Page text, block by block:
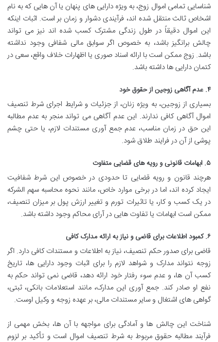
شناسایی تمامی اموال زوج، به ویژه دارایی های پنهان یا آن هایی که به نام
اشخاص ثالث منتقل شده اند، فرآیندی دشوار و زمان بر است. اثبات اینکه
این اموال دقیقاً در طول زندگی مشترک کسب شده اند نیز می تواند
چالش برانگیز باشد، به خصوص اگر سوابق مالی شفافی وجود نداشته
باشد. زوج ممکن است با ارائه اسناد صوری یا اظهارات خلاف واقع، سعی در
کتمان دارایی ها داشته باشد.
۴. عدم آگاهی زوجین از حقوق خود
بسیاری از زوجین، به ویژه زنان، از جزئیات و شرایط اجرای شرط تنصیف
اموال آگاهی کافی ندارند. این عدم آگاهی می تواند منجر به عدم مطالبه
این حق در زمان مناسب، عدم جمع آوری مستندات لازم، یا حتی چشم
پوشی از آن در فرایند طلاق شود.
۵. ابهامات قانونی و رویه های قضایی متفاوت
هرچند قانون و رویه قضایی تا حدودی در خصوص این شرط شفافیت
ایجاد کرده اند، اما در برخی موارد خاص، مانند نحوه محاسبه سهم الشرکه
در یک کسب و کار، یا تاثیرات تورم و تغییر ارزش پول بر میزان تنصیف،
ممکن است ابهامات یا تفاوت هایی در آرای محاکم وجود داشته باشد.
۶. کمبود اطلاعات برای قاضی و نیاز به ارائه مدارک کافی
قاضی برای صدور حکم تنصیف، نیاز به اطلاعات و مستندات کافی دارد. اگر
زوجه نتواند مدارک و شواهد لازم را برای اثبات وجود دارایی ها، تاریخ
کسب آن ها، و عدم سوء رفتار خود ارائه دهد، قاضی نمی تواند حکم به
نفع او صادر کند. جمع آوری این مدارک، مانند استعلامات بانکی، ثبتی،
گواهی های اشتغال و سایر مستندات مالی، بر عهده زوجه و وکیل اوست.
شناخت این چالش ها و آمادگی برای مواجهه با آن ها، بخش مهمی از
فرآیند مطالبه حقوق مربوط به شرط تنصیف اموال است و تأکید بر لزوم